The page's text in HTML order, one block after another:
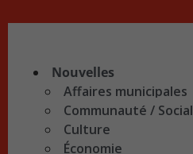
Nouvelles
Affaires municipales
Communauté / Social
Culture
Économie